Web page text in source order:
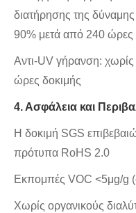
διατήρησης της
90% μετά από 240
Αντι-UV γήρανση:
ώρες δοκιμής
4. Ασφάλεια και
Η δοκιμή SGS
πρότυπα RoHS 2.0
Εκπομπές VOC <5μg/g
Χωρίς οργανικούς